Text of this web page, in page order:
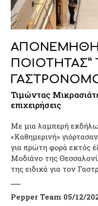
ΠΟΙΟΤΗΤΑΣ”
Τιμώντας
επιχειρήσεις
Με μια λαμπερή
«Καθημερινή»
για πρώτη φορά εκτός
Μοδιάνο της
της ειδικά για τον
Pepper Team 05/12/